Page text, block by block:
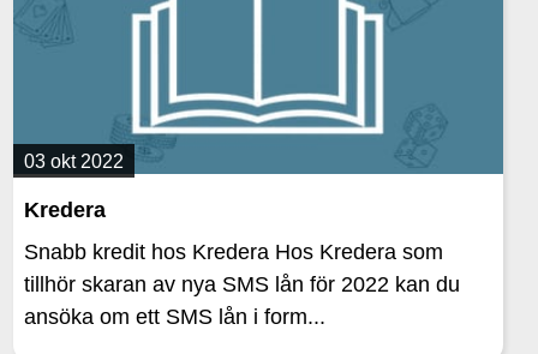
03 okt 2022
Kredera
Snabb kredit hos Kredera Hos Kredera som
tillhör skaran av nya SMS lån för 2022 kan du
ansöka om ett SMS lån i form...